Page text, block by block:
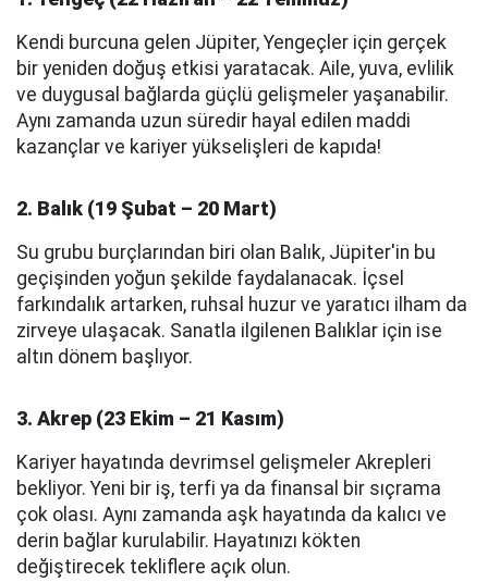
Kendi burcuna gelen Jüpiter, Yengeçler için gerçek
bir yeniden doğuş etkisi yaratacak. Aile, yuva, evlilik
ve duygusal bağlarda güçlü gelişmeler yaşanabilir.
Aynı zamanda uzun süredir hayal edilen maddi
kazançlar ve kariyer yükselişleri de kapıda!
2. Balık (19 Şubat – 20 Mart)
Su grubu burçlarından biri olan Balık, Jüpiter'in bu
geçişinden yoğun şekilde faydalanacak. İçsel
farkındalık artarken, ruhsal huzur ve yaratıcı ilham da
zirveye ulaşacak. Sanatla ilgilenen Balıklar için ise
altın dönem başlıyor.
3. Akrep (23 Ekim – 21 Kasım)
Kariyer hayatında devrimsel gelişmeler Akrepleri
bekliyor. Yeni bir iş, terfi ya da finansal bir sıçrama
çok olası. Aynı zamanda aşk hayatında da kalıcı ve
derin bağlar kurulabilir. Hayatınızı kökten
değiştirecek tekliflere açık olun.